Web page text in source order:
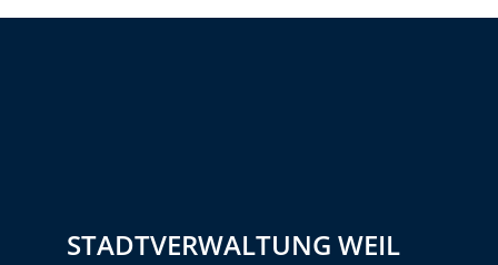
STADTVERWALTUNG WEIL